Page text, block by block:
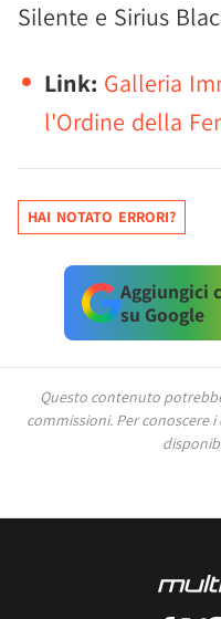
Silente e Sirius
Link: Galleria
l'Ordine della
HAI NOTATO ERRORI?
Aggiungici
su Google
Questo contenuto
commissioni. Per conoscere